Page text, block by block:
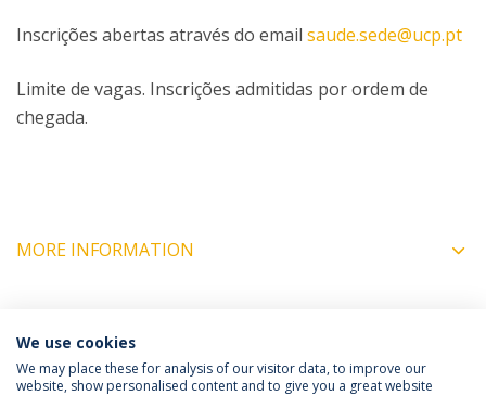
Inscrições abertas através do email saude.sede@ucp.pt
Limite de vagas. Inscrições admitidas por ordem de
chegada.
MORE INFORMATION
COORDINATORS
We use cookies
We may place these for analysis of our visitor data, to improve our
website, show personalised content and to give you a great website